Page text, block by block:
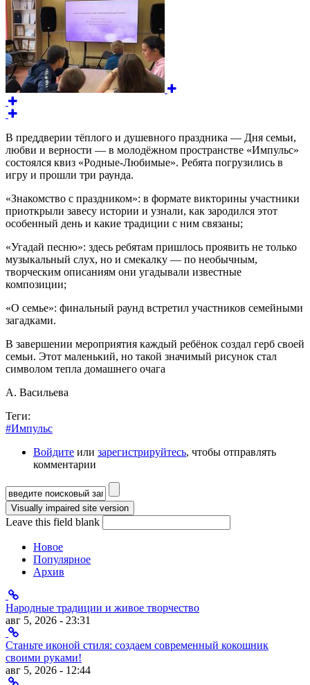
В преддверии тёплого и душевного праздника — Дня семьи,
любви и верности — в молодёжном пространстве «Импульс»
состоялся квиз «Родные‑Любимые». Ребята погрузились в
игру и прошли три раунда.
«Знакомство с праздником»: в формате викторины участники
приоткрыли завесу истории и узнали, как зародился этот
особенный день и какие традиции с ним связаны;
«Угадай песню»: здесь ребятам пришлось проявить не только
музыкальный слух, но и смекалку — по необычным,
творческим описаниям они угадывали известные
композиции;
«О семье»: финальный раунд встретил участников семейными
загадками.
В завершении мероприятия каждый ребёнок создал герб своей
семьи. Этот маленький, но такой значимый рисунок стал
символом тепла домашнего очага
А. Васильева
Теги:
#Импульс
Войдите или зарегистрируйтесь, чтобы отправлять
комментарии
Форма поиска
Leave this field blank
Новое
Популярное
Архив
Народные традиции и живое творчество
авг 5, 2026 - 23:31
Станьте иконой стиля: создаем современный кокошник
своими руками!
авг 5, 2026 - 12:44